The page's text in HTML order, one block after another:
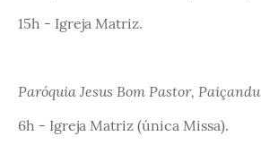
15h - Igreja Matriz.
Paróquia Jesus Bom Pastor, Paiçandu
6h - Igreja Matriz (única Missa).